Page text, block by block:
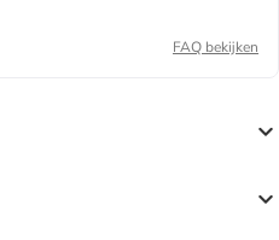
FAQ bekijken